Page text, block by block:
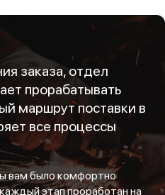
заказа, отдел
прорабатывать
маршрут поставки в
все процессы
вам было комфортно
этап проработан на